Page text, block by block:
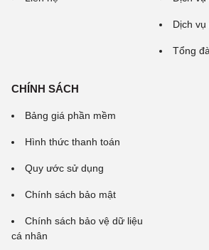
Dịch vụ
Tổng
CHÍNH SÁCH
Bảng giá phần mềm
Hình thức thanh toán
Quy ước sử dụng
Chính sách bảo mật
Chính sách bảo vệ dữ liệu
cá nhân